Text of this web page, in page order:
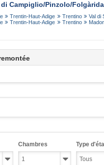
Campiglio/​Pinzolo/​
Trentin-Haut-Adige Trentino
Val di
Trentin-Haut-Adige Trentino
Chambres Type